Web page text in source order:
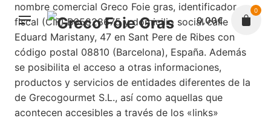
0,00€
0
nombre comercial Greco Foie gras, identificador
fiscal (CIF) B65828675 y domicilio social calle
Eduard Maristany, 47 en Sant Pere de Ribes con
código postal 08810 (Barcelona), España. Además
se posibilita el acceso a otras informaciones,
productos y servicios de entidades diferentes de la
de Grecogourmet S.L., así como aquellas que
acontecen accesibles a través de los «links»